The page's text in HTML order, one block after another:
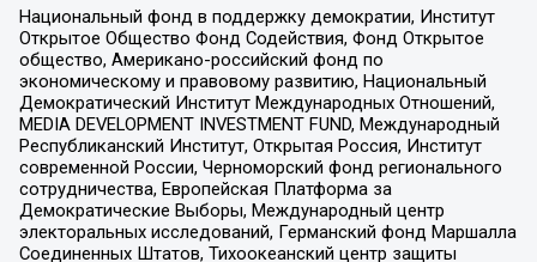
Национальный фонд в поддержку демократии, Институт
Открытое Общество Фонд Содействия, Фонд Открытое
общество, Американо-российский фонд по
экономическому и правовому развитию, Национальный
Демократический Институт Международных Отношений,
MEDIA DEVELOPMENT INVESTMENT FUND, Международный
Республиканский Институт, Открытая Россия, Институт
современной России, Черноморский фонд регионального
сотрудничества, Европейская Платформа за
Демократические Выборы, Международный центр
электоральных исследований, Германский фонд Маршалла
Соединенных Штатов, Тихоокеанский центр защиты